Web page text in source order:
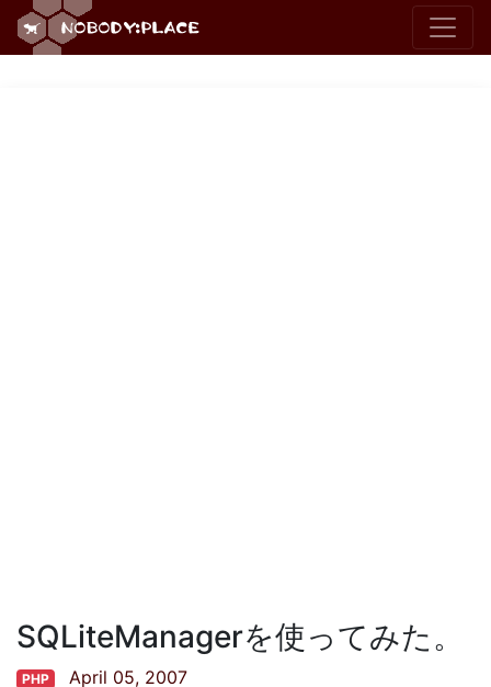
SQLiteManagerを使ってみた。
PHP April 05, 2007